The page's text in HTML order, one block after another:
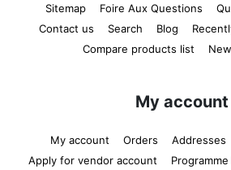
Sitemap Foire Aux Questions
Contact us
Search Blog
Compare products list
My account
My account Orders Addresses
Apply for vendor account